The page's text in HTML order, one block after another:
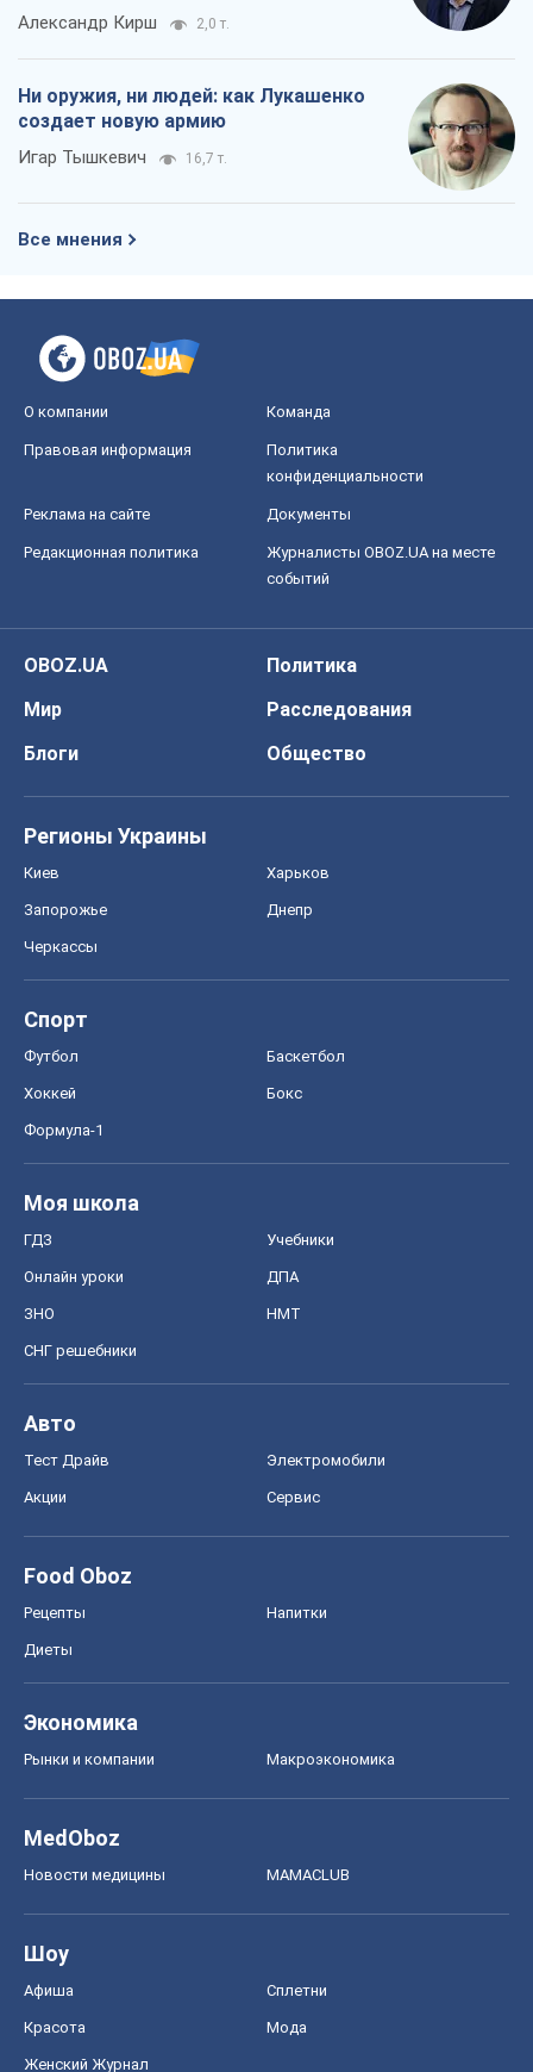
Александр Кирш 2,0 т.
Ни оружия, ни людей: как Лукашенко
создает новую армию
Игар Тышкевич 16,7 т.
Все мнения
О компании Команда
Правовая информация
Политика
конфиденциальности
Реклама на сайте Документы
Редакционная политика
Журналисты OBOZ.UA на месте
событий
OBOZ.UA
Политика
Мир
Расследования
Блоги
Общество
Регионы Украины
Киев Харьков
Запорожье Днепр
Черкассы
Спорт
Футбол Баскетбол
Хоккей Бокс
Формула-1
Моя школа
ГДЗ Учебники
Онлайн уроки ДПА
ЗНО НМТ
СНГ решебники
Авто
Тест Драйв Электромобили
Акции Сервис
Food Oboz
Рецепты Напитки
Диеты
Экономика
Рынки и компании Mакроэкономика
MedOboz
Новости медицины MAMACLUB
Шоу
Афиша Сплетни
Красота Мода
Женский Журнал